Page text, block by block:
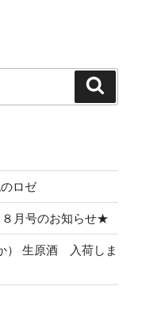
ロゼ
月号のお知らせ★
） 生原酒 入荷しま